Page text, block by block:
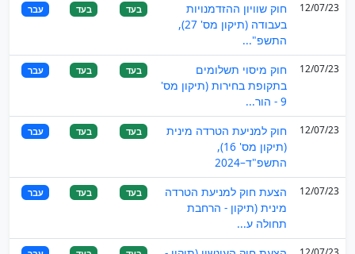
12/07/23
חוק שוויון ההזדמנויות
בעבודה (תיקון מס' 27),
התשפ"...
בעד בעד עבר
12/07/23
חוק מיסוי תשלומים
בתקופת בחירות (תיקון מס'
9 - הור...
בעד בעד עבר
12/07/23
חוק למניעת הטרדה מינית
(תיקון מס' 16),
התשפ"ד–2024
בעד בעד עבר
12/07/23
הצעת חוק למניעת הטרדה
מינית (תיקון - הרחבת
תחולה ע...
בעד בעד עבר